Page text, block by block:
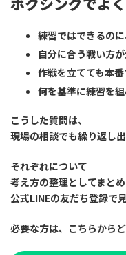
練習ではできるの
自分に合う戦い方
作戦を立てても本
何を基準に練習を
こうした質問は、
現場の相談でも繰り返し出
それぞれについて
考え方の整理としてまと
公式LINEの友だち登録で
必要な方は、こちらから